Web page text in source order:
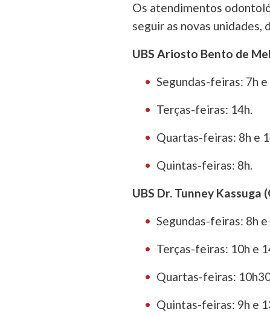
Os atendimentos
seguir as novas unidades,
UBS Ariosto Bento de
Segundas-feiras: 7h e
Terças-feiras: 14h.
Quartas-feiras: 8h e
Quintas-feiras: 8h.
UBS Dr. Tunney Kassuga
Segundas-feiras: 8h e
Terças-feiras: 10h e
Quartas-feiras:
Quintas-feiras: 9h e